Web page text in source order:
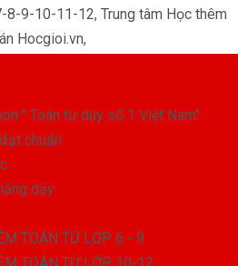
" Toán tư duy số 1 Việt Nam"
chuẩn
dạy
TOÁN TỪ LỚP 6 - 9